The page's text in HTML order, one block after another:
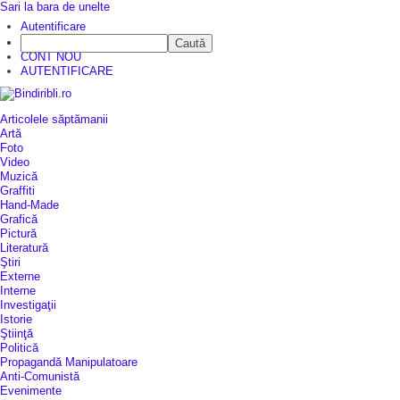
CONT NOU
AUTENTIFICARE
Articolele săptămanii
Artă
Foto
Video
Muzică
Graffiti
Hand-Made
Grafică
Pictură
Literatură
Ştiri
Externe
Interne
Investigaţii
Istorie
Ştiinţă
Politică
Propagandă Manipulatoare
Anti-Comunistă
Evenimente
Sari la bara de unelte
Autentificare
Caută